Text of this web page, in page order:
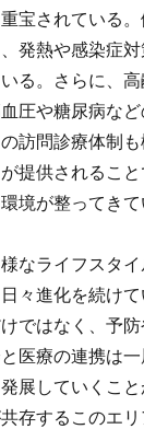
宝されている
発熱や感染症
る。さらに、
圧や糖尿病など
訪問診療体制
提供されるこ
境が整ってきて
なライフスタ
々進化を続け
ではなく、予
医療の連携は
展していくこ
存するこのエ